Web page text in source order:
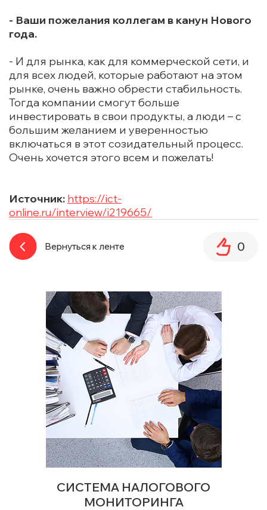
- Ваши пожелания коллегам в канун Нового
года.
- И для рынка, как для коммерческой сети, и
для всех людей, которые работают на этом
рынке, очень важно обрести стабильность.
Тогда компании смогут больше
инвестировать в свои продукты, а люди – с
большим желанием и уверенностью
включаться в этот созидательный процесс.
Очень хочется этого всем и пожелать!
Источник: https://ict-
online.ru/interview/i219665/
Вернуться к ленте 0
СИСТЕМА НАЛОГОВОГО
МОНИТОРИНГА